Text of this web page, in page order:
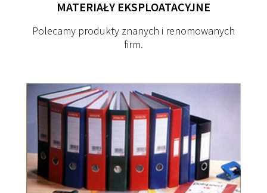
MATERIAŁY EKSPLOATACYJNE
Polecamy produkty znanych i renomowanych
firm.